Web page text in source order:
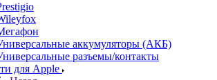
аккумуляторы (АКБ)
разъемы/контакты
для Apple